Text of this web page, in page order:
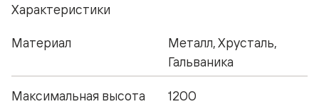
Характеристики
Материал
Металл, Хрусталь,
Гальваника
Максимальная высота
1200